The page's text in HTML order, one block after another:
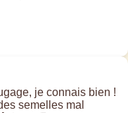
je connais bien !
semelles mal